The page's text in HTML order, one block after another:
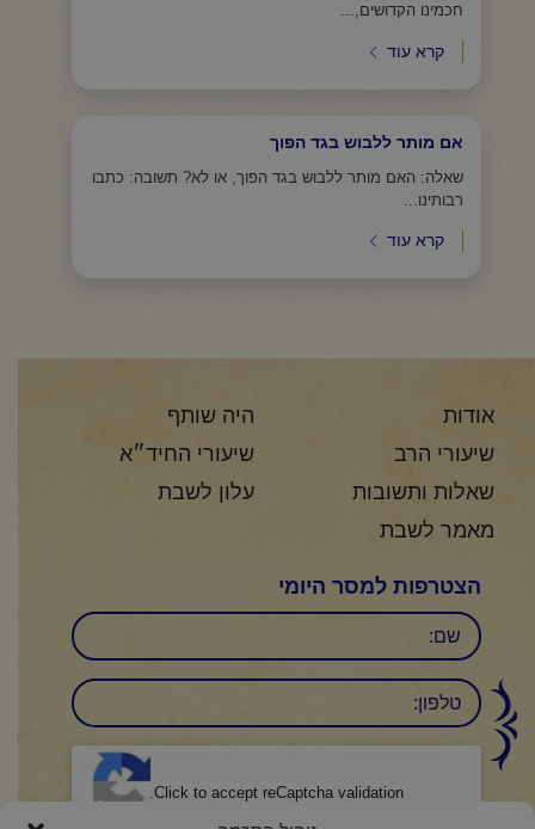
חכמינו הקדושים,...
קרא עוד
אם מותר ללבוש בגד הפוך
שאלה: האם מותר ללבוש בגד הפוך, או לא? תשובה: כתבו
רבותינו...
קרא עוד
אודות
היה שותף
שיעורי הרב
שיעורי החיד״א
שאלות ותשובות
עלון לשבת
מאמר לשבת
הצטרפות למסר היומי
שם
טלפון:
Click to accept reCaptcha validation.